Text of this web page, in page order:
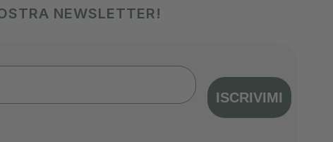
NEWSLETTER!
ISCRIVIMI